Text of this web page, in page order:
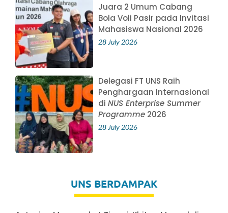
Juara 2 Umum Cabang
Bola Voli Pasir pada Invitasi
Mahasiswa Nasional 2026
28 July 2026
Delegasi FT UNS Raih
Penghargaan Internasional
diNUS Enterprise Summer
Programme 2026
28 July 2026
UNS BERDAMPAK